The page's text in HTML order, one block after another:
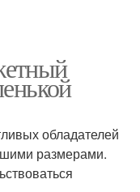
обладателей
размерами.